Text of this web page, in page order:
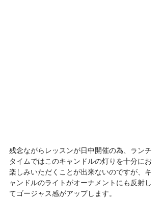
残念ながらレッスンが日中開催の為、ランチ
タイムではこのキャンドルの灯りを十分にお
楽しみいただくことが出来ないのですが、キ
ャンドルのライトがオーナメントにも反射し
てゴージャス感がアップします。